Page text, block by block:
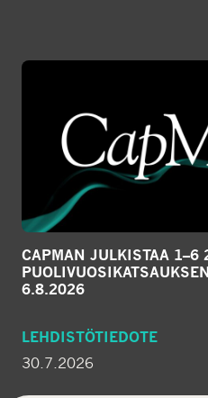
CAPMAN JULKISTAA 1–6
6.8.2026
LEHDISTÖTIEDOTE
30.7.2026